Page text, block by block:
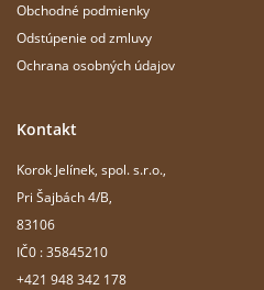
Obchodné podmienky
Odstúpenie od zmluvy
Ochrana osobných údajov
Kontakt
Korok Jelínek, spol. s.r.o.,
Pri Šajbách 4/B,
83106
IČ0 : 35845210
+421 948 342 178